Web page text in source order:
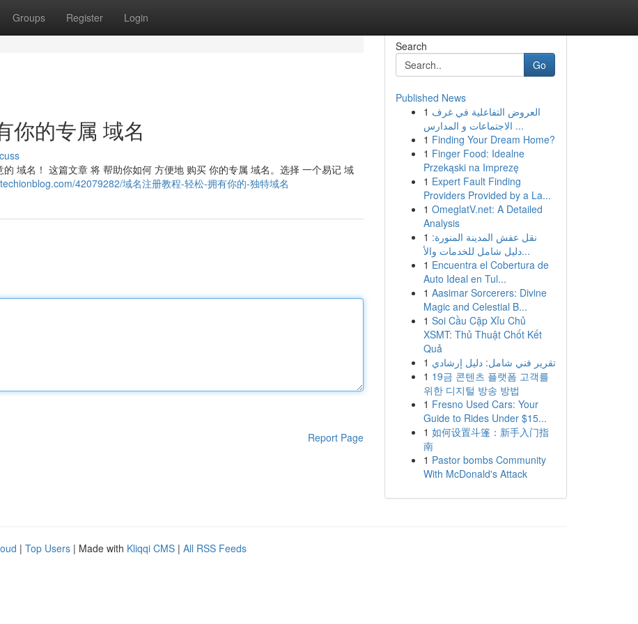
Groups Register Login
你的专属 域名
域名！ 这篇文章 将 帮助你如何 方便地 购买 你的专属 域名。选择 一个易记 域
42079282/域名注册教程-轻松-拥有你的-独特域名
Report Page
Search
Go
Published News
1 العروض التفاعلية في غرف
الاجتماعات و المدارس ...
1 Finding Your Dream Home?
1 Finger Food: Idealne
Przekąski na Imprezę
1 Expert Fault Finding
Providers Provided by a La...
1 OmeglatV.net: A Detailed
Analysis
1 نقل عفش المدينة المنورة:
دليل شامل للخدمات والأ...
1 Encuentra el Cobertura de
Auto Ideal en Tul...
1 Aasimar Sorcerers: Divine
Magic and Celestial B...
1 Soi Cầu Cặp Xỉu Chủ
XSMT: Thủ Thuật Chốt Kết
Quả
1 تقرير فني شامل: دليل إرشادي
1 19금 콘텐츠 플랫폼 고객를
위한 디지털 방송 방법
1 Fresno Used Cars: Your
Guide to Rides Under $15...
1 如何设置斗篷：新手入门指
南
1 Pastor bombs Community
With McDonald's Attack
| Top Users | Made with Kliqqi CMS | All RSS Feeds